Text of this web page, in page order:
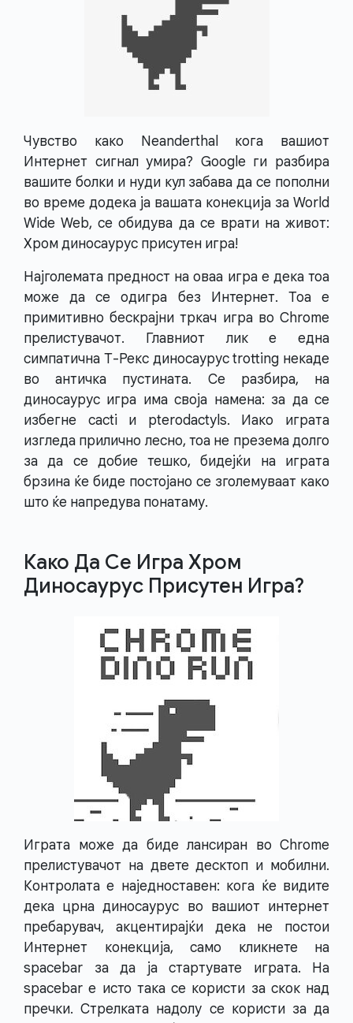
Чувство како Neanderthal кога вашиот
Интернет сигнал умира? Google ги разбира
вашите болки и нуди кул забава да се пополни
во време додека ја вашата конекција за World
Wide Web, се обидува да се врати на живот:
Хром диносаурус присутен игра!
Најголемата предност на оваа игра е дека тоа
може да се одигра без Интернет. Тоа е
примитивно бескрајни тркач игра во Chrome
прелистувачот. Главниот лик е една
симпатична Т-Рекс диносаурус trotting некаде
во античка пустината. Се разбира, на
диносаурус игра има своја намена: за да се
избегне cacti и pterodactyls. Иако играта
изгледа прилично лесно, тоа не презема долго
за да се добие тешко, бидејќи на играта
брзина ќе биде постојано се зголемуваат како
што ќе напредува понатаму.
Како Да Се Игра Хром
Диносаурус Присутен Игра?
Играта може да биде лансиран во Chrome
прелистувачот на двете десктоп и мобилни.
Контролата е наједноставен: кога ќе видите
дека црна диносаурус во вашиот интернет
пребарувач, акцентирајќи дека не постои
Интернет конекција, само кликнете на
spacebar за да ја стартувате играта. На
spacebar е исто така се користи за скок над
пречки. Стрелката надолу се користи за да